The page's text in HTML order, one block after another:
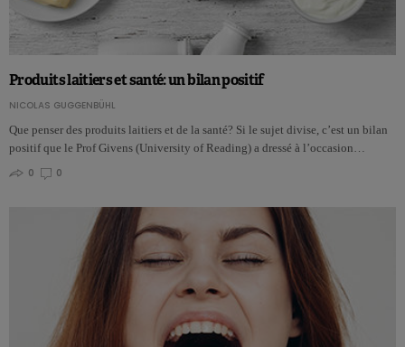
Produits laitiers et santé: un bilan positif
NICOLAS GUGGENBÜHL
Que penser des produits laitiers et de la santé? Si le sujet divise, c’est un bilan
positif que le Prof Givens (University of Reading) a dressé à l’occasion…
0
0